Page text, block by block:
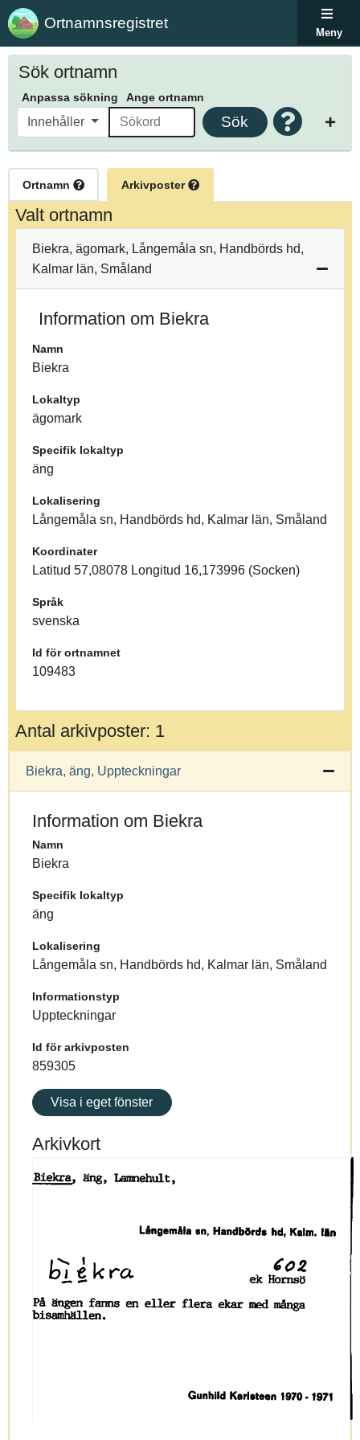
Ortnamnsregistret
Meny
Sök ortnamn
Anpassa sökning Ange ortnamn
Innehåller Sök
Ortnamn Arkivposter
Valt ortnamn
Biekra, ägomark, Långemåla sn, Handbörds hd,
Kalmar län, Småland
Information om Biekra
Namn
Biekra
Lokaltyp
ägomark
Specifik lokaltyp
äng
Lokalisering
Långemåla sn, Handbörds hd, Kalmar län, Småland
Koordinater
Latitud 57,08078 Longitud 16,173996 (Socken)
Språk
svenska
Id för ortnamnet
109483
Antal arkivposter: 1
Biekra, äng, Uppteckningar
Information om Biekra
Namn
Biekra
Specifik lokaltyp
äng
Lokalisering
Långemåla sn, Handbörds hd, Kalmar län, Småland
Informationstyp
Uppteckningar
Id för arkivposten
859305
Visa i eget fönster
Arkivkort